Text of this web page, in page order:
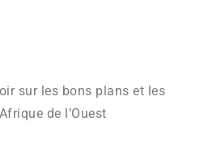
sur les bons plans et les
de l’Ouest